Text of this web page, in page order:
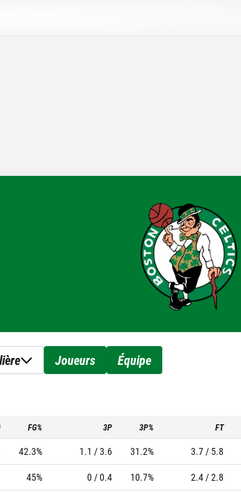
Joueurs Équipe
FG% 3P 3P% FT
42.3% 1.1 / 3.6 31.2% 3.7 / 5.8
45% 0 / 0.4 10.7% 2.4 / 2.8